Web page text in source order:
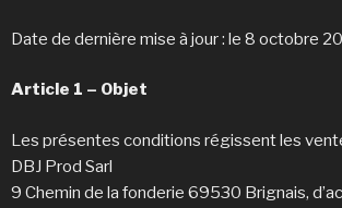
Date de dernière mise à jour : le 8 octobre
Article 1 – Objet
Les présentes conditions régissent les
DBJ Prod Sarl
9 Chemin de la fonderie 69530 Brignais,